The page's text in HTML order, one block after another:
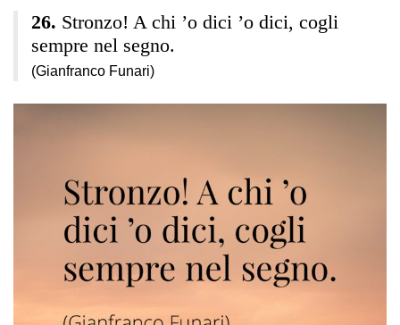
Stronzo! A chi ’o dici ’o dici, cogli
sempre nel segno.
(Gianfranco Funari)